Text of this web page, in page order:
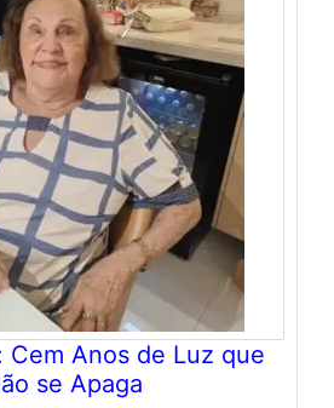
Cem Anos de Luz que
se Apaga